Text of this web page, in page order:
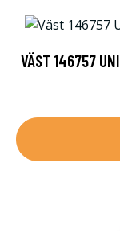
VÄST 146757